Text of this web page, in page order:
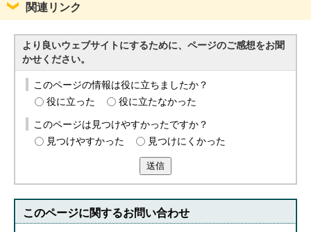
関連リンク
より良いウェブサイトにするために、ページのご感想をお聞
かせください。
このページの情報は役に立ちましたか？
役に立った
役に立たなかった
このページは見つけやすかったですか？
見つけやすかった
見つけにくかった
送信
このページに関するお問い合わせ